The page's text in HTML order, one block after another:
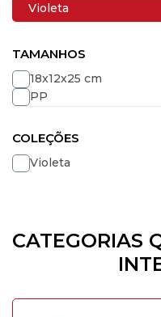
Violeta
TAMANHOS
18x12x25 cm
PP
COLEÇÕES
Violeta
CATEGORIAS